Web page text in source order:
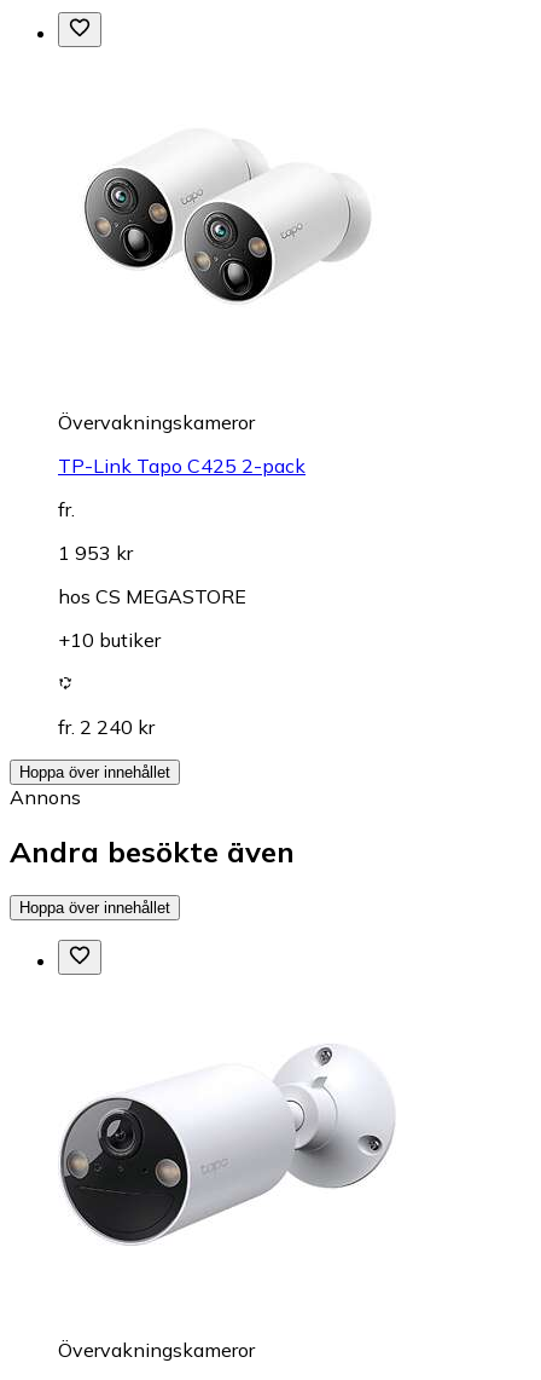
Övervakningskameror
TP-Link Tapo C425 2-pack
fr.
1 953 kr
hos CS MEGASTORE
+10 butiker
fr. 2 240 kr
Hoppa över innehållet
Annons
Andra besökte även
Hoppa över innehållet
Övervakningskameror